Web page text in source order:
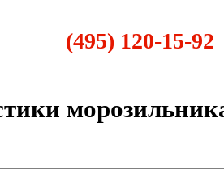
(495) 120-15-92